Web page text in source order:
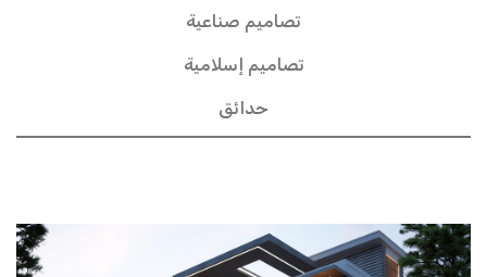
تصاميم صناعية
تصاميم إسلامية
حدائق